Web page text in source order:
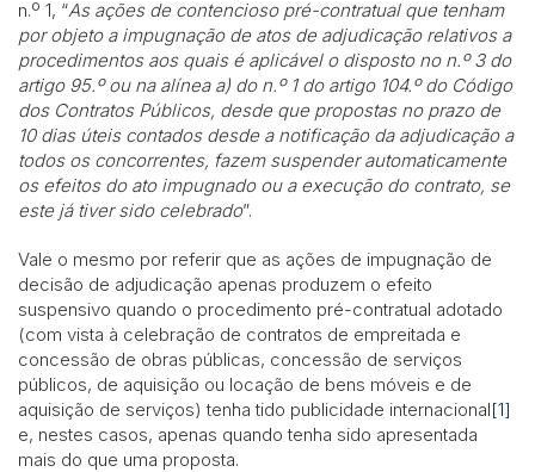
n.º 1, “As ações de contencioso pré-contratual que tenham
por objeto a impugnação de atos de adjudicação relativos a
procedimentos aos quais é aplicável o disposto no n.º 3 do
artigo 95.º ou na alínea a) do n.º 1 do artigo 104.º do Código
dos Contratos Públicos, desde que propostas no prazo de
10 dias úteis contados desde a notificação da adjudicação a
todos os concorrentes, fazem suspender automaticamente
os efeitos do ato impugnado ou a execução do contrato, se
este já tiver sido celebrado”.
Vale o mesmo por referir que as ações de impugnação de
decisão de adjudicação apenas produzem o efeito
suspensivo quando o procedimento pré-contratual adotado
(com vista à celebração de contratos de empreitada e
concessão de obras públicas, concessão de serviços
públicos, de aquisição ou locação de bens móveis e de
aquisição de serviços) tenha tido publicidade internacional[1]
e, nestes casos, apenas quando tenha sido apresentada
mais do que uma proposta.